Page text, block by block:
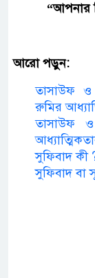
“আপনার
আরো পড়ুন:
তাসাউফ ও
রুমির
তাসাউফ ও
সুফিবাদ কী
সুফিবাদ বা